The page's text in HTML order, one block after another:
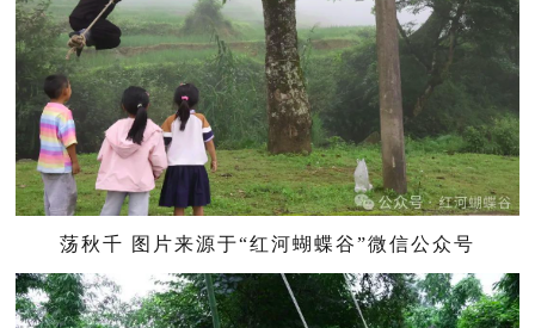
荡秋千 图片来源于“红河蝴蝶谷”微信公众号